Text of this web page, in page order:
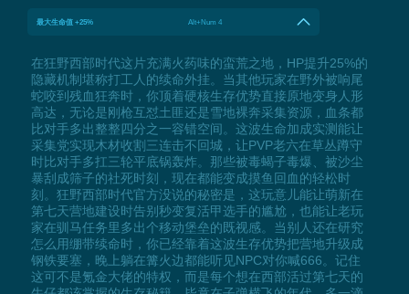
最大生命值 +25% Alt+Num 4
在狂野西部时代这片充满火药味的蛮荒之地，HP提升25%的
隐藏机制堪称打工人的续命外挂。当其他玩家在野外被响尾
蛇咬到残血狂奔时，你顶着硬核生存优势直接原地变身人形
高达，无论是刚枪互怼土匪还是雪地裸奔采集资源，血条都
比对手多出整整四分之一容错空间。这波生命加成实测能让
采集党实现木材收割三连击不回城，让PVP老六在草丛蹲守
时比对手多扛三轮平底锅轰炸。那些被毒蝎子毒爆、被沙尘
暴刮成筛子的社死时刻，现在都能变成摸鱼回血的轻松时
刻。狂野西部时代官方没说的秘密是，这玩意儿能让萌新在
第七天营地建设时告别秒变复活甲选手的尴尬，也能让老玩
家在驯马任务里多出个移动堡垒的既视感。当别人还在研究
怎么用绷带续命时，你已经靠着这波生存优势把营地升级成
钢铁要塞，晚上躺在篝火边都能听见NPC对你喊666。记住
这可不是氪金大佬的特权，而是每个想在西部活过第七天的